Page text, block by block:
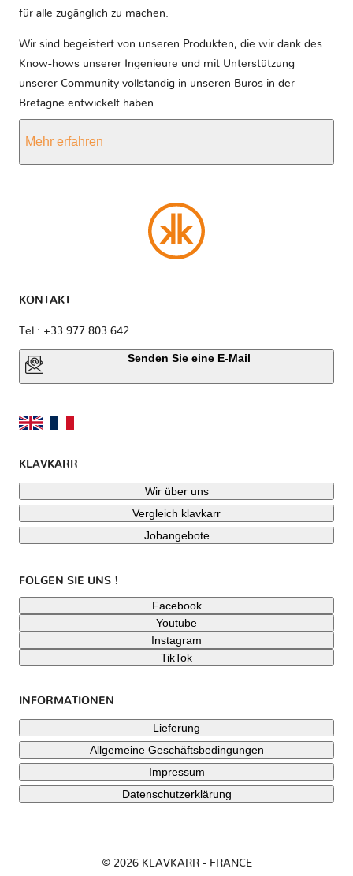
für alle zugänglich zu machen.
Wir sind begeistert von unseren Produkten, die wir dank des
Know-hows unserer Ingenieure und mit Unterstützung
unserer Community vollständig in unseren Büros in der
Bretagne entwickelt haben.
Mehr erfahren
KONTAKT
Tel : +33 977 803 642
Senden Sie eine E-Mail
KLAVKARR
Wir über uns
Vergleich klavkarr
Jobangebote
FOLGEN SIE UNS !
Facebook
Youtube
Instagram
TikTok
INFORMATIONEN
Lieferung
Allgemeine Geschäftsbedingungen
Impressum
Datenschutzerklärung
© 2026 KLAVKARR - FRANCE